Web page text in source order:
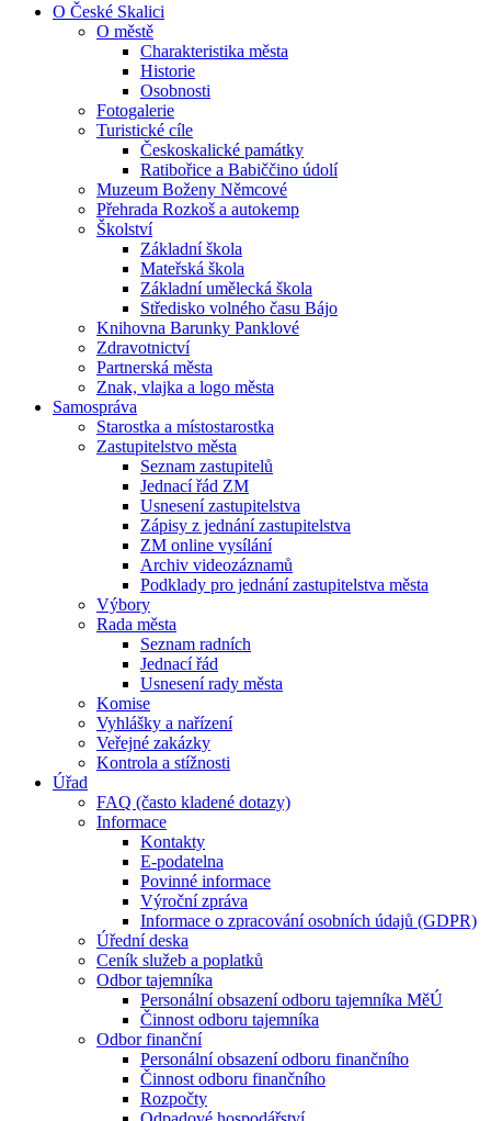
O České Skalici
O městě
Charakteristika města
Historie
Osobnosti
Fotogalerie
Turistické cíle
Českoskalické památky
Ratibořice a Babiččino údolí
Muzeum Boženy Němcové
Přehrada Rozkoš a autokemp
Školství
Základní škola
Mateřská škola
Základní umělecká škola
Středisko volného času Bájo
Knihovna Barunky Panklové
Zdravotnictví
Partnerská města
Znak, vlajka a logo města
Samospráva
Starostka a místostarostka
Zastupitelstvo města
Seznam zastupitelů
Jednací řád ZM
Usnesení zastupitelstva
Zápisy z jednání zastupitelstva
ZM online vysílání
Archiv videozáznamů
Podklady pro jednání zastupitelstva města
Výbory
Rada města
Seznam radních
Jednací řád
Usnesení rady města
Komise
Vyhlášky a nařízení
Veřejné zakázky
Kontrola a stížnosti
Úřad
FAQ (často kladené dotazy)
Informace
Kontakty
E-podatelna
Povinné informace
Výroční zpráva
Informace o zpracování osobních údajů (GDPR)
Úřední deska
Ceník služeb a poplatků
Odbor tajemníka
Personální obsazení odboru tajemníka MěÚ
Činnost odboru tajemníka
Odbor finanční
Personální obsazení odboru finančního
Činnost odboru finančního
Rozpočty